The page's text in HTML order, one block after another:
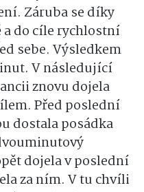
Záruba se díky
do cíle rychlostní
sebe. Výsledkem
V následující
znovu dojela
Před poslední
dostala posádka
dojela v poslední
za ním. V tu chvíli